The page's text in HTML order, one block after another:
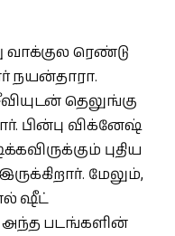
வாக்குல ரெண்டு
நயன்தாரா.
தெலுங்கு
பின்பு விக்னேஷ்
புதிய
மேலும்,
ஷீட்
அந்த படங்களின்